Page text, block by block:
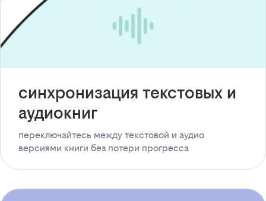
синхронизация текстовых и
аудиокниг
переключайтесь между текстовой и аудио
версиями книги без потери прогресса